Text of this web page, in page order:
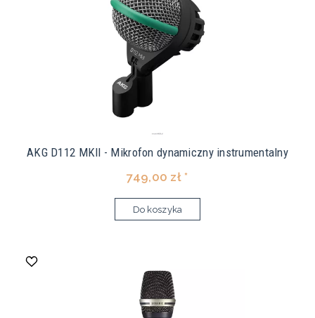
AKG D112 MKII - Mikrofon dynamiczny instrumentalny
749,00 zł *
Do koszyka